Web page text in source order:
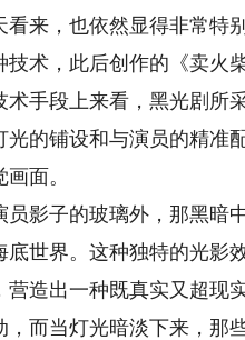
来，也依然显得非常特
术，此后创作的《卖火
术手段上来看，黑光剧所
的铺设和与演员的精准
面。
影子的玻璃外，那黑暗
世界。这种独特的光影
造出一种既真实又超现
而当灯光暗淡下来，那